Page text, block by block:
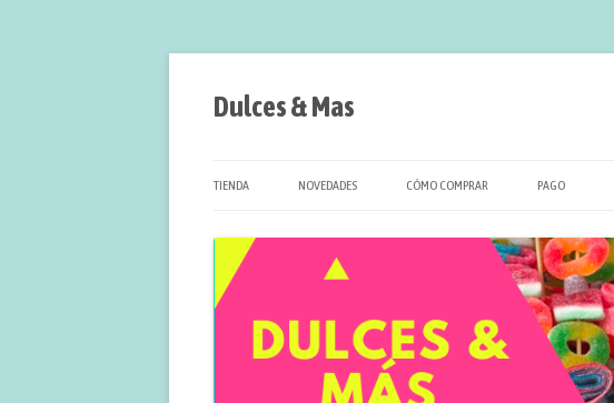
Saltar
contenido
Dulces & Mas
TIENDA NOVEDADES CÓMO COMPRAR PAGO